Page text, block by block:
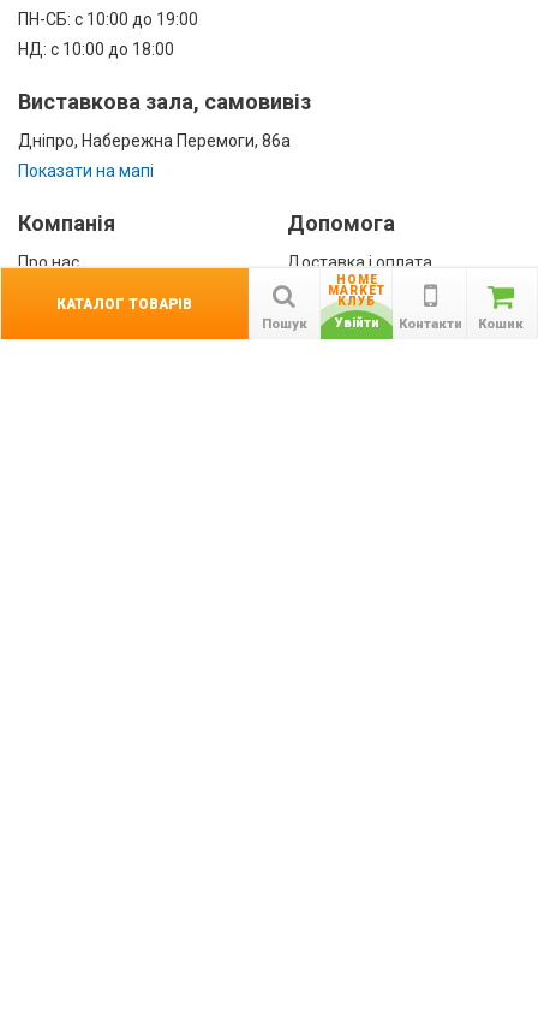
ПН-СБ: с 10:00 до 19:00
НД: с 10:00 до 18:00
Виставкова зала, самовивіз
Дніпро, Набережна Перемоги, 86а
Показати на мапі
Компанія
Про нас
Допомога
Доставка і оплата
Гарантії
Кошик
Контакти
HOME
MARKET
КЛУБ
Увійти
Пошук
КАТАЛОГ ТОВАРІВ